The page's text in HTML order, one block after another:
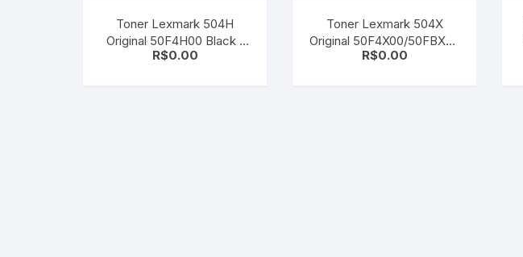
Toner Lexmark 504H
Original 50F4H00 Black |
MS610de | MS310dn |
R$0.00
Toner Lexmark 504X
Original 50F4X00/50FBX00
Black
R$0.00